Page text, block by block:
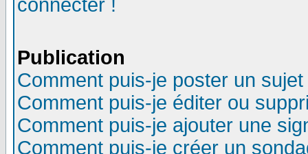
connecter !
Publication
Comment puis-je poster un
Comment puis-je éditer ou
Comment puis-je ajouter une
Comment puis-je créer un